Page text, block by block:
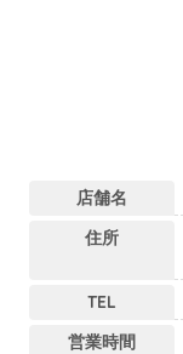
店舗名
住所
TEL
営業時間